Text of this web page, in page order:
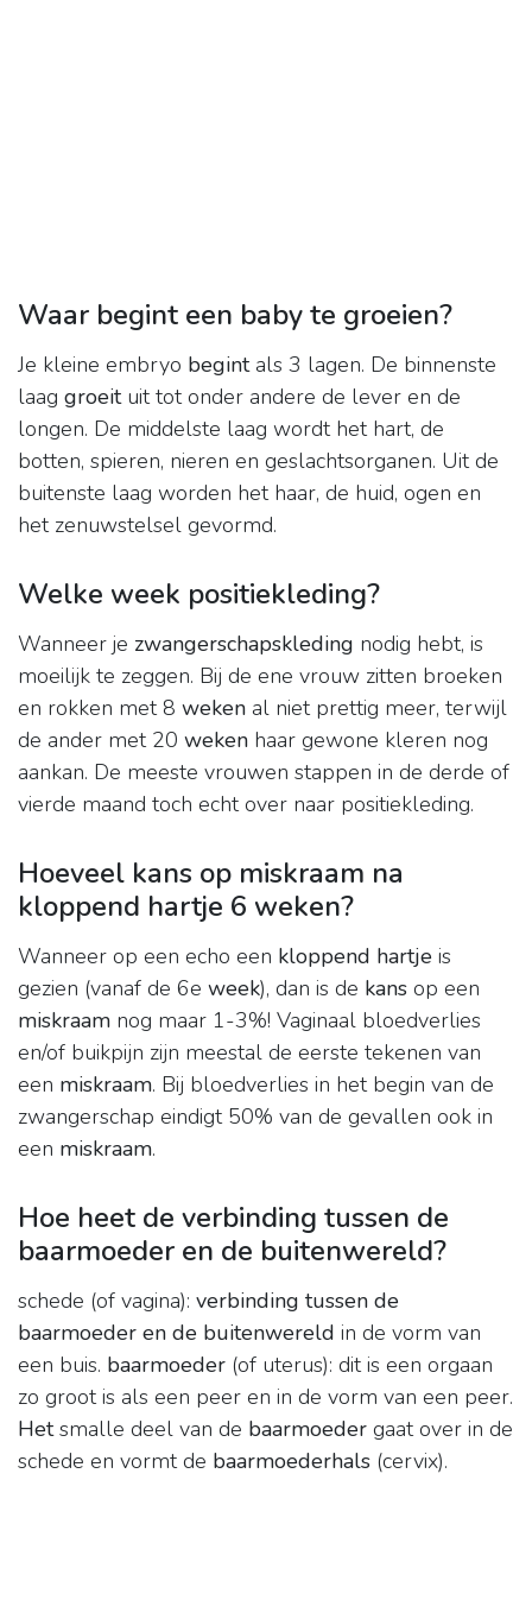
Waar begint een baby te groeien?
Je kleine embryo begintals 3 lagen. De binnenste
laag groeituit tot onder andere de lever en de
longen. De middelste laag wordt het hart, de
botten, spieren, nieren en geslachtsorganen. Uit de
buitenste laag worden het haar, de huid, ogen en
het zenuwstelsel gevormd.
Welke week positiekleding?
Wanneer je zwangerschapskleding nodig hebt, is
moeilijk te zeggen. Bij de ene vrouw zitten broeken
en rokken met 8 weken al niet prettig meer, terwijl
de ander met 20 weken haar gewone kleren nog
aankan. De meeste vrouwen stappen in de derde of
vierde maand toch echt over naar positiekleding.
Hoeveel kans op miskraam na
kloppend hartje 6 weken?
Wanneer op een echo een kloppend hartje is
gezien (vanaf de 6e week), dan is de kans op een
miskraam nog maar 1-3%! Vaginaal bloedverlies
en/of buikpijn zijn meestal de eerste tekenen van
een miskraam. Bij bloedverlies in het begin van de
zwangerschap eindigt 50% van de gevallen ook in
een miskraam.
Hoe heet de verbinding tussen de
baarmoeder en de buitenwereld?
schede (of vagina): verbinding tussen de
baarmoeder en de buitenwereld in de vorm van
een buis. baarmoeder (of uterus): dit is een orgaan
zo groot is als een peer en in de vorm van een peer.
Hetsmalle deel van de baarmoeder gaat over in de
schede en vormt de baarmoederhals (cervix).